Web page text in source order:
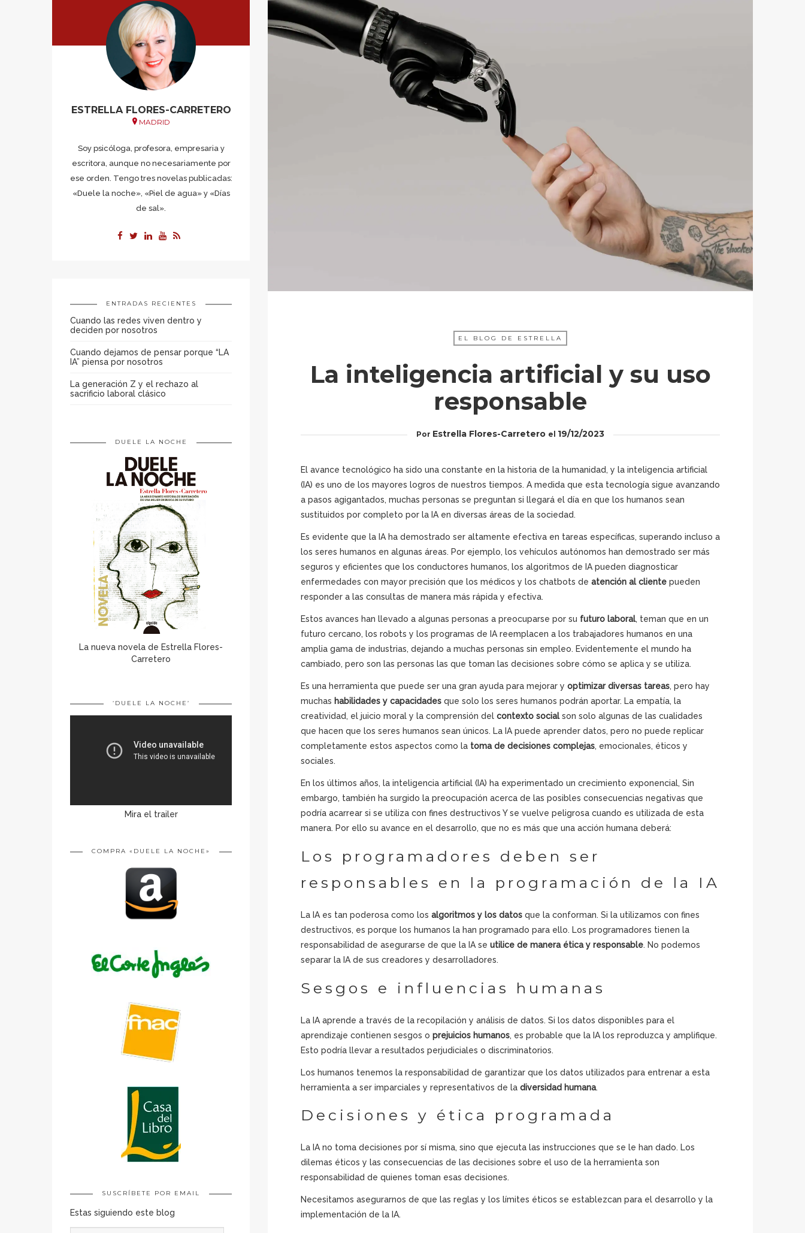
ESTRELLA FLORES-CARRETERO
MADRID
Soy psicóloga, profesora, empresaria y
escritora, aunque no necesariamente por
ese orden. Tengo tres novelas publicadas:
«Duele la noche», «Piel de agua» y «Días
de sal».
ENTRADAS RECIENTES
Cuando las redes viven dentro y
deciden por nosotros
Cuando dejamos de pensar porque “LA
IA” piensa por nosotros
La generación Z y el rechazo al
sacrificio laboral clásico
DUELE LA NOCHE
La nueva novela de Estrella Flores-
Carretero
‘DUELE LA NOCHE’
Mira el trailer
COMPRA «DUELE LA NOCHE»
SUSCRÍBETE POR EMAIL
Estas siguiendo este blog
EL BLOG DE ESTRELLA
La inteligencia artificial y su uso
responsable
Por Estrella Flores-Carretero el 19/12/2023
El avance tecnológico ha sido una constante en la historia de la humanidad, y la inteligencia artificial
(IA) es uno de los mayores logros de nuestros tiempos. A medida que esta tecnología sigue avanzando
a pasos agigantados, muchas personas se preguntan si llegará el día en que los humanos sean
sustituidos por completo por la IA en diversas áreas de la sociedad.
Es evidente que la IA ha demostrado ser altamente efectiva en tareas específicas, superando incluso a
los seres humanos en algunas áreas. Por ejemplo, los vehículos autónomos han demostrado ser más
seguros y eficientes que los conductores humanos, los algoritmos de IA pueden diagnosticar
enfermedades con mayor precisión que los médicos y los chatbots de atención al cliente pueden
responder a las consultas de manera más rápida y efectiva.
Estos avances han llevado a algunas personas a preocuparse por su futuro laboral, teman que en un
futuro cercano, los robots y los programas de IA reemplacen a los trabajadores humanos en una
amplia gama de industrias, dejando a muchas personas sin empleo. Evidentemente el mundo ha
cambiado, pero son las personas las que toman las decisiones sobre cómo se aplica y se utiliza.
Es una herramienta que puede ser una gran ayuda para mejorar y optimizar diversas tareas, pero hay
muchas habilidades y capacidades que solo los seres humanos podrán aportar. La empatía, la
creatividad, el juicio moral y la comprensión del contexto socialson solo algunas de las cualidades
que hacen que los seres humanos sean únicos. La IA puede aprender datos, pero no puede replicar
completamente estos aspectos como la toma de decisiones complejas, emocionales, éticos y
sociales.
En los últimos años, la inteligencia artificial (IA) ha experimentado un crecimiento exponencial, Sin
embargo, también ha surgido la preocupación acerca de las posibles consecuencias negativas que
podría acarrear si se utiliza con fines destructivos Y se vuelve peligrosa cuando es utilizada de esta
manera. Por ello su avance en el desarrollo, que no es más que una acción humana deberá:
Los programadores deben ser
responsables en la programación de la IA
La IA es tan poderosa como los algoritmos y los datos que la conforman. Si la utilizamos con fines
destructivos, es porque los humanos la han programado para ello. Los programadores tienen la
responsabilidad de asegurarse de que la IA se utilice de manera ética y responsable. No podemos
separar la IA de sus creadores y desarrolladores.
Sesgos e influencias humanas
La IA aprende a través de la recopilación y análisis de datos. Si los datos disponibles para el
aprendizaje contienen sesgos o prejuicios humanos, es probable que la IA los reproduzca y amplifique.
Esto podría llevar a resultados perjudiciales o discriminatorios.
Los humanos tenemos la responsabilidad de garantizar que los datos utilizados para entrenar a esta
herramienta a ser imparciales y representativos de la diversidad humana.
Decisiones y ética programada
La IA no toma decisiones por sí misma, sino que ejecuta las instrucciones que se le han dado. Los
dilemas éticos y las consecuencias de las decisiones sobre el uso de la herramienta son
responsabilidad de quienes toman esas decisiones.
Necesitamos asegurarnos de que las reglas y los límites éticos se establezcan para el desarrollo y la
implementación de la IA.